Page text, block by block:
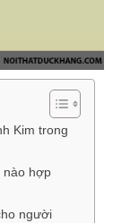
Kim trong
nào hợp
người